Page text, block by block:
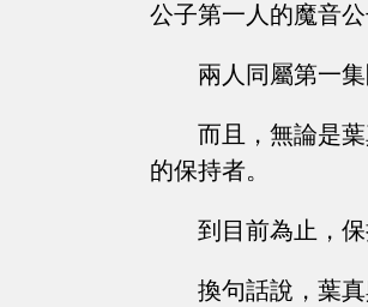
公子第一人的魔音公
兩人同屬第一
而且，無論是
的保持者。
到目前為止，
換句話說，葉